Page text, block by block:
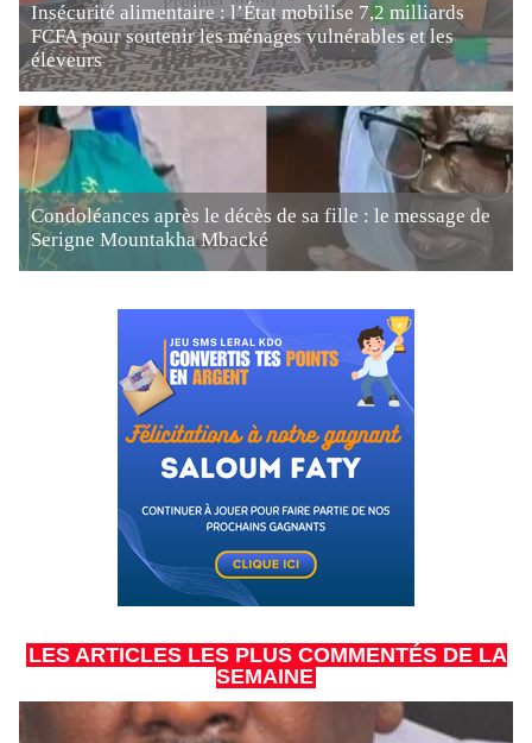
Insécurité alimentaire : l’État mobilise 7,2 milliards
FCFA pour soutenir les ménages vulnérables et les
éleveurs
Condoléances après le décès de sa fille : le message de
Serigne Mountakha Mbacké
LES ARTICLES LES PLUS COMMENTÉS DE LA
SEMAINE